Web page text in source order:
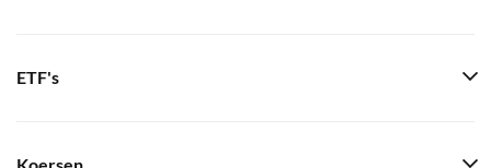
ETF's